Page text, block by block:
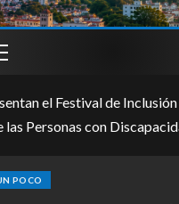
el Festival de
las Personas con
POCO